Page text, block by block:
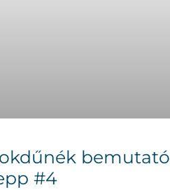
bemutató
#4